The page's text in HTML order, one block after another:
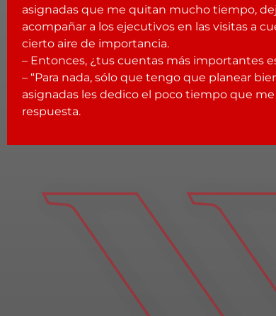
asignadas que me quitan mucho tiempo,
acompañar a los ejecutivos en las visitas a
cierto aire de importancia.
– Entonces, ¿tus cuentas más importantes
– “Para nada, sólo que tengo que planear
asignadas les dedico el poco tiempo que
respuesta.